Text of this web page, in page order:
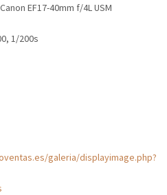
EF17-40mm f/4L USM
1/200s
galeria/displayimage.php?